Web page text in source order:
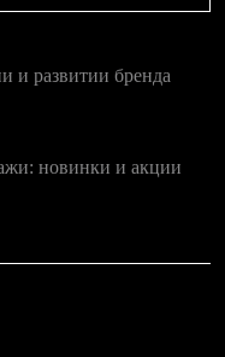
и развитии бренда
новинки и акции